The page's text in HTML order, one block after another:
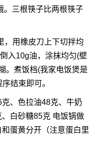
。三根筷子比两根筷子
，用橡皮刀上下切拌均
入10g油，涂抹均匀(壁
。煮饭档(我家电饭煲是
结束即可。
、色拉油48克、牛奶
白砂糖85克 电饭锅做
蛋黄分开（注意蛋白里